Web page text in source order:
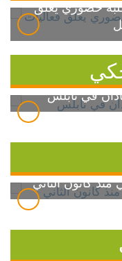
خضوري يعلق
في نابلس
كانون الثاني